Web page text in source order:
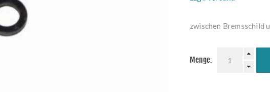
zwischen Bremsschild
Menge: